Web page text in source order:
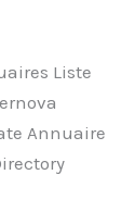
Liste
Annuaire